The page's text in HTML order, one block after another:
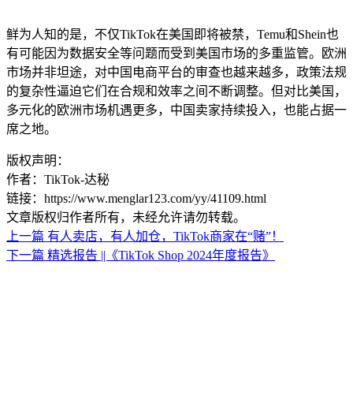
鲜为人知的是，不仅TikTok在美国即将被禁，Temu和Shein也
有可能因为数据安全等问题而受到美国市场的多重监管。欧洲
市场并非坦途，对中国电商平台的审查也越来越多，政策法规
的复杂性逼迫它们在合规和效率之间不断调整。但对比美国，
多元化的欧洲市场机遇更多，中国卖家持续投入，也能占据一
席之地。
版权声明：
作者：TikTok-达秘
链接：https://www.menglar123.com/yy/41109.html
文章版权归作者所有，未经允许请勿转载。
上一篇 有人卖店，有人加仓，TikTok商家在“赌”！
下一篇 精选报告 ||《TikTok Shop 2024年度报告》